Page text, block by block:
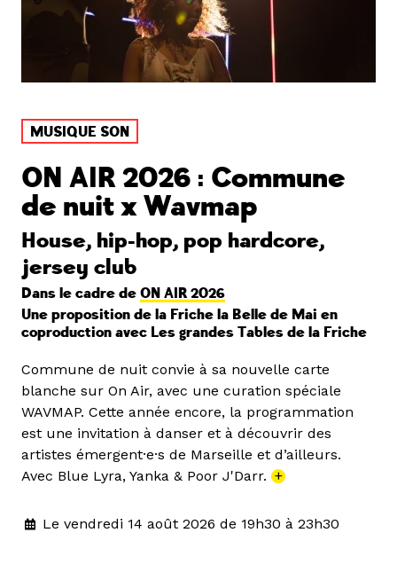
MUSIQUE SON
ON AIR 2026 : Commune
de nuit x Wavmap
House, hip-hop, pop hardcore,
jersey club
Dans le cadre de ON AIR 2026
Une proposition de la Friche la Belle de Mai en
coproduction avec Les grandes Tables de la Friche
Commune de nuit convie à sa nouvelle carte
blanche sur On Air, avec une curation spéciale
WAVMAP. Cette année encore, la programmation
est une invitation à danser et à découvrir des
artistes émergent·e·s de Marseille et d’ailleurs.
Avec Blue Lyra, Yanka & Poor J'Darr. +
Le vendredi 14 août 2026 de 19h30 à 23h30